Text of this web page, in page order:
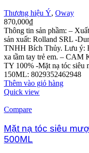
Thương hiệu Ý, Oway
870,000₫
Thông tin sản phầm: –
sản xuất: Rolland SRL -
TNHH Bích Thủy. Lưu ý:
xa tầm tay trẻ em. –
TY 100% -Mặt nạ tóc
150ML: 8029352462948
Thêm vào giỏ hàng
Quick view
Compare
Mặt nạ tóc siêu
500ML